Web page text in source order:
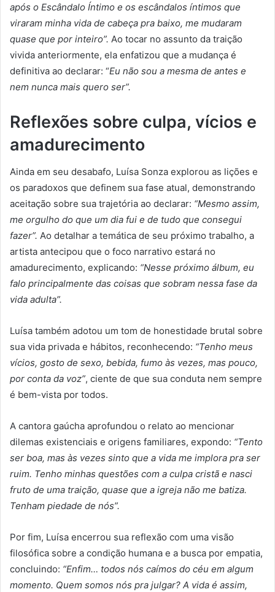
após o Escândalo Íntimo e os escândalos íntimos que
viraram minha vida de cabeça pra baixo, me mudaram
quase que por inteiro”. Ao tocar no assunto da traição
vivida anteriormente, ela enfatizou que a mudança é
definitiva ao declarar: “Eu não sou a mesma de antes e
nem nunca mais quero ser”.
Reflexões sobre culpa, vícios e
amadurecimento
Ainda em seu desabafo, Luísa Sonza explorou as lições e
os paradoxos que definem sua fase atual, demonstrando
aceitação sobre sua trajetória ao declarar: “Mesmo assim,
me orgulho do que um dia fui e de tudo que consegui
fazer”. Ao detalhar a temática de seu próximo trabalho, a
artista antecipou que o foco narrativo estará no
amadurecimento, explicando: “Nesse próximo álbum, eu
falo principalmente das coisas que sobram nessa fase da
vida adulta”.
Luísa também adotou um tom de honestidade brutal sobre
sua vida privada e hábitos, reconhecendo: “Tenho meus
vícios, gosto de sexo, bebida, fumo às vezes, mas pouco,
por conta da voz”, ciente de que sua conduta nem sempre
é bem-vista por todos.
A cantora gaúcha aprofundou o relato ao mencionar
dilemas existenciais e origens familiares, expondo: “Tento
ser boa, mas às vezes sinto que a vida me implora pra ser
ruim. Tenho minhas questões com a culpa cristã e nasci
fruto de uma traição, quase que a igreja não me batiza.
Tenham piedade de nós”.
Por fim, Luísa encerrou sua reflexão com uma visão
filosófica sobre a condição humana e a busca por empatia,
concluindo: “Enfim… todos nós caímos do céu em algum
momento. Quem somos nós pra julgar? A vida é assim,